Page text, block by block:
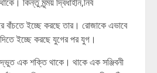
ইচ্ছে করছে তার। রোজাকে এভাবে
দিতে ইচ্ছে করছে যুগের পর যুগ।
এক শক্তি থাকে। থাকে এক সঞ্জিবনী